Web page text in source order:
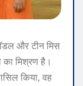
और टीन मिस
का मिश्रण है।
किया, वह